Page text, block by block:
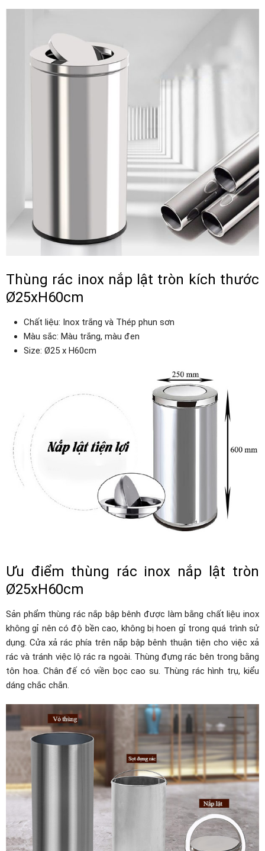
Thùng rác inox nắp lật tròn kích thước
Ø25xH60cm
Chất liệu: Inox trắng và Thép phun sơn
Màu sắc: Màu trắng, màu đen
Size: Ø25 x H60cm
Ưu điểm thùng rác inox nắp lật tròn
Ø25xH60cm
Sản phẩm thùng rác nắp bập bênh được làm bằng chất liệu inox
không gỉ nên có độ bền cao, không bị hoen gỉ trong quá trình sử
dụng. Cửa xả rác phía trên nắp bập bênh thuận tiện cho việc xả
rác và tránh việc lộ rác ra ngoài. Thùng đựng rác bên trong bằng
tôn hoa. Chân đế có viền bọc cao su. Thùng rác hình trụ, kiểu
dáng chắc chắn.